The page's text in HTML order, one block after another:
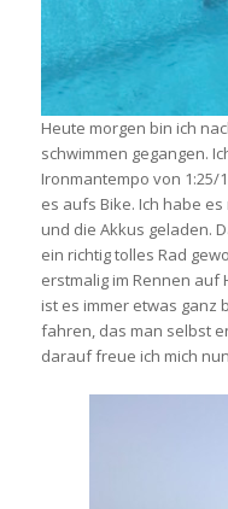
Heute morgen bin ich
schwimmen gegangen.
Ironmantempo von 1:25/
es aufs Bike. Ich habe
und die Akkus geladen.
ein richtig tolles Rad
erstmalig im Rennen auf
ist es immer etwas ganz
fahren, das man selbst
darauf freue ich mich